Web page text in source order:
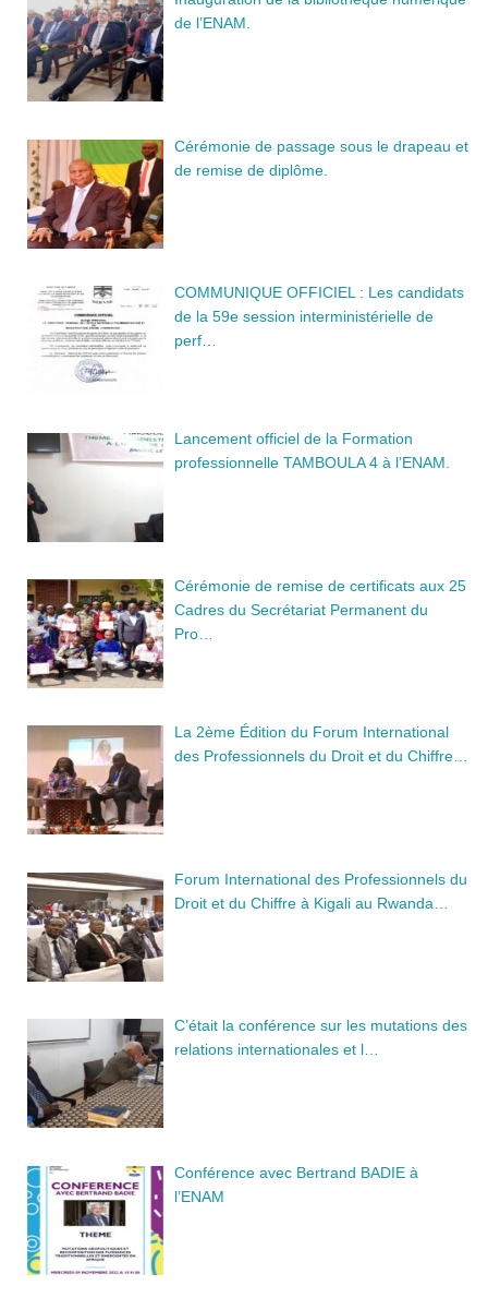
de l’ENAM.
Cérémonie de passage sous le drapeau et
de remise de diplôme.
COMMUNIQUE OFFICIEL : Les candidats
de la 59e session interministérielle de
perf…
Lancement officiel de la Formation
professionnelle TAMBOULA 4 à l’ENAM.
Cérémonie de remise de certificats aux 25
Cadres du Secrétariat Permanent du
Pro…
La 2ème Édition du Forum International
des Professionnels du Droit et du Chiffre…
Forum International des Professionnels du
Droit et du Chiffre à Kigali au Rwanda…
C’était la conférence sur les mutations des
relations internationales et l…
Conférence avec Bertrand BADIE à
l’ENAM